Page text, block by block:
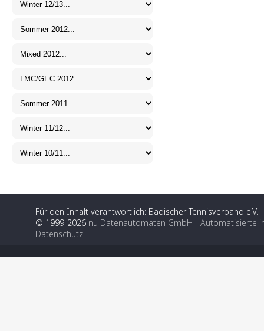
Für den Inhalt verantwortlich: Badischer Tennisverband e.V.
© 1999-2026 nu Datenautomaten GmbH - Automatisierte
Datenschutz